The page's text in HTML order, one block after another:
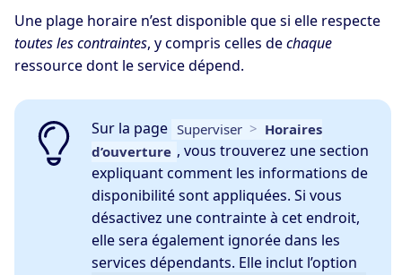
Une plage horaire n’est disponible que si elle respecte
toutes les contraintes, y compris celles dechaque
ressource dont le service dépend.
Sur la page Superviser > Horaires
d’ouverture , vous trouverez une section
expliquant comment les informations de
disponibilité sont appliquées. Si vous
désactivez une contrainte à cet endroit,
elle sera également ignorée dans les
services dépendants. Elle inclut l’option